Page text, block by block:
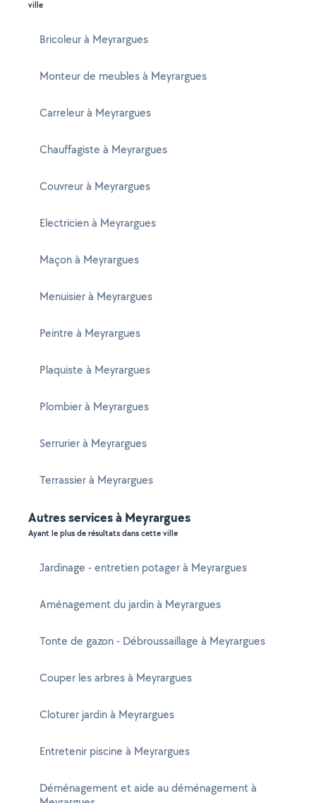
ville
Bricoleur à Meyrargues
Monteur de meubles à Meyrargues
Carreleur à Meyrargues
Chauffagiste à Meyrargues
Couvreur à Meyrargues
Electricien à Meyrargues
Maçon à Meyrargues
Menuisier à Meyrargues
Peintre à Meyrargues
Plaquiste à Meyrargues
Plombier à Meyrargues
Serrurier à Meyrargues
Terrassier à Meyrargues
Autres services à Meyrargues
Ayant le plus de résultats dans cette ville
Jardinage - entretien potager à Meyrargues
Aménagement du jardin à Meyrargues
Tonte de gazon - Débroussaillage à Meyrargues
Couper les arbres à Meyrargues
Cloturer jardin à Meyrargues
Entretenir piscine à Meyrargues
Déménagement et aide au déménagement à